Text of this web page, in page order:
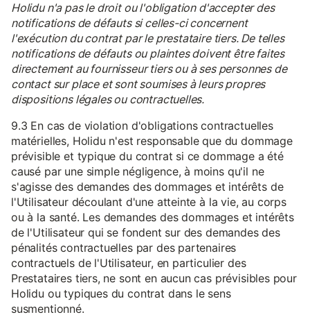
Holidu n'a pas le droit ou l'obligation d'accepter des
notifications de défauts si celles-ci concernent
l'exécution du contrat par le prestataire tiers. De telles
notifications de défauts ou plaintes doivent être faites
directement au fournisseur tiers ou à ses personnes de
contact sur place et sont soumises à leurs propres
dispositions légales ou contractuelles.
9.3 En cas de violation d'obligations contractuelles
matérielles, Holidu n'est responsable que du dommage
prévisible et typique du contrat si ce dommage a été
causé par une simple négligence, à moins qu'il ne
s'agisse des demandes des dommages et intérêts de
l'Utilisateur découlant d'une atteinte à la vie, au corps
ou à la santé. Les demandes des dommages et intérêts
de l'Utilisateur qui se fondent sur des demandes des
pénalités contractuelles par des partenaires
contractuels de l'Utilisateur, en particulier des
Prestataires tiers, ne sont en aucun cas prévisibles pour
Holidu ou typiques du contrat dans le sens
susmentionné.